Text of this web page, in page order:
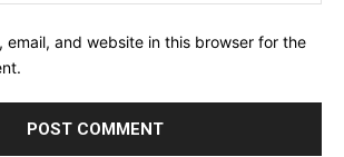
email, and website in this browser for the